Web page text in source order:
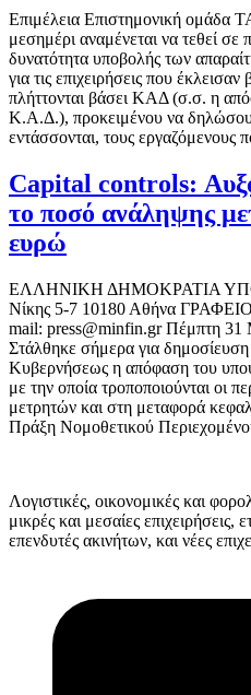
Επιμέλεια Επιστημονική ομάδα
μεσημέρι αναμένεται να τεθεί σε
δυνατότητα υποβολής των
για τις επιχειρήσεις που
πλήττονται βάσει ΚΑΔ (σ.σ. η
Κ.Α.Δ.), προκειμένου να
εντάσσονται, τους εργαζόμενους
Capital controls:
το ποσό ανάληψης
ευρώ
ΕΛΛΗΝΙΚΗ ΔΗΜΟΚΡΑΤΙΑ
Νίκης 5-7 10180 Αθήνα
mail: press@minfin.gr Πέμπτη 31
Στάλθηκε σήμερα για
Κυβερνήσεως η απόφαση του
με την οποία τροποποιούνται οι
μετρητών και στη μεταφορά
Πράξη Νομοθετικού
Λογιστικές, οικονομικές και
μικρές και μεσαίες επιχειρήσεις,
επενδυτές ακινήτων, και νέες